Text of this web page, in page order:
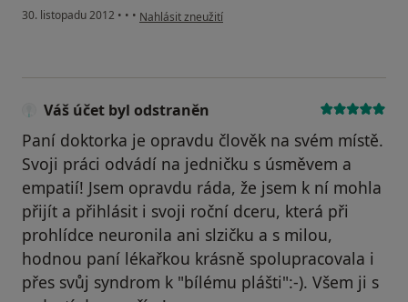
30. listopadu 2012 • • • podle názoru uživatele Váš účet byl odstraněn
Nahlásit zneužití
Váš účet byl odstraněn
Paní doktorka je opravdu člověk na svém místě.
Svoji práci odvádí na jedničku s úsměvem a
empatií! Jsem opravdu ráda, že jsem k ní mohla
přijít a přihlásit i svoji roční dceru, která při
prohlídce neuronila ani slzičku a s milou,
hodnou paní lékařkou krásně spolupracovala i
přes svůj syndrom k "bílému plášti":-). Všem ji s